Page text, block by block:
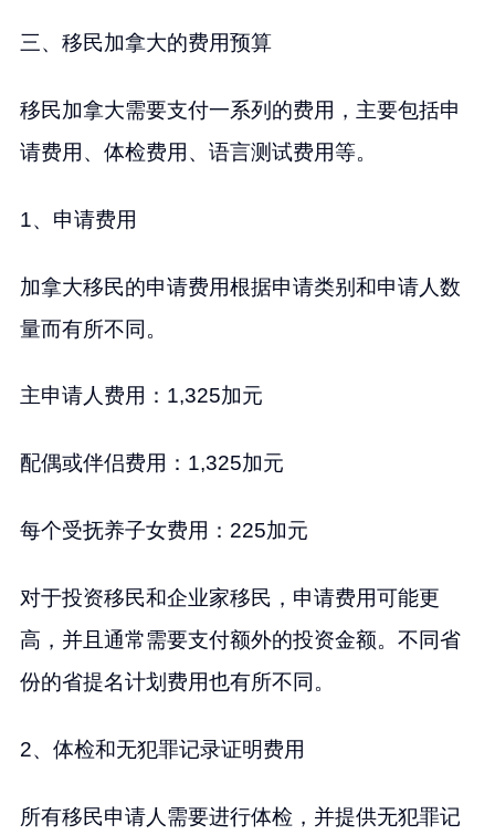
三、移民加拿大的费用预算
移民加拿大需要支付一系列的费用，主要包括申
请费用、体检费用、语言测试费用等。
1、申请费用
加拿大移民的申请费用根据申请类别和申请人数
量而有所不同。
主申请人费用：1,325加元
配偶或伴侣费用：1,325加元
每个受抚养子女费用：225加元
对于投资移民和企业家移民，申请费用可能更
高，并且通常需要支付额外的投资金额。不同省
份的省提名计划费用也有所不同。
2、体检和无犯罪记录证明费用
所有移民申请人需要进行体检，并提供无犯罪记